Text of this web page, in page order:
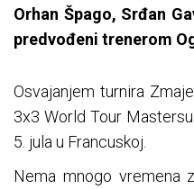
Orhan Špago, Srđan
predvođeni trenerom
Osvajanjem turnira
3x3 World Tour
5. jula u Francuskoj.
Nema mnogo vremena